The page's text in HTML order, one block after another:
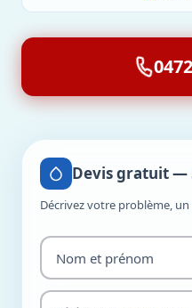
Devis gratuit —
Décrivez votre problème,